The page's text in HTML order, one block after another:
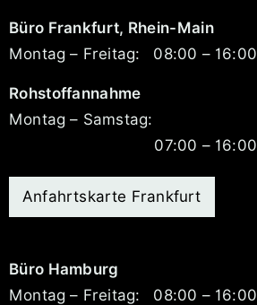
Büro Frankfurt, Rhein-Main
Montag – Freitag:
08:00 – 16:00
Rohstoffannahme
Montag – Samstag:
07:00 – 16:00
Anfahrtskarte Frankfurt
Büro Hamburg
Montag – Freitag:
08:00 – 16:00